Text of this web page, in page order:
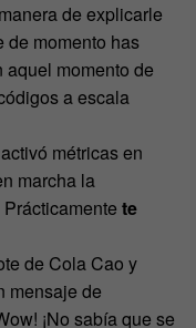
de explicarle
de momento has
momento de
a escala
métricas en
marcha la
te
de Cola Cao y
mensaje de
¡No sabía que se